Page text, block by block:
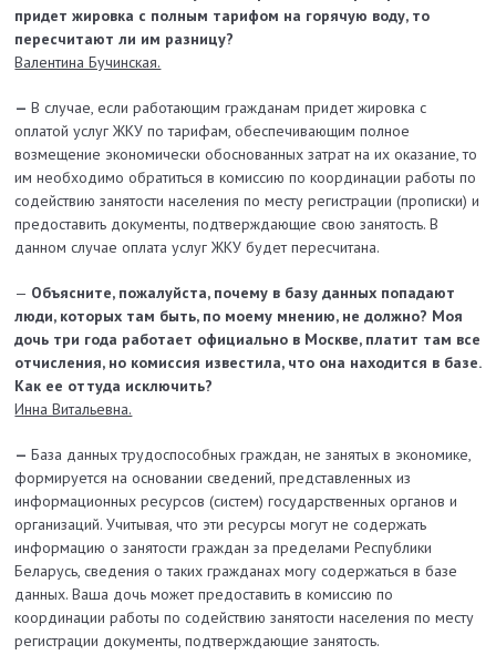
придет жировка с полным тарифом на горячую воду, то
пересчитают ли им разницу?
Валентина Бучинская.
—В случае, если работающим гражданам придет жировка с
оплатой услуг ЖКУ по тарифам, обеспечивающим полное
возмещение экономически обоснованных затрат на их оказание, то
им необходимо обратиться в комиссию по координации работы по
содействию занятости населения по месту регистрации (прописки) и
предоставить документы, подтверждающие свою занятость. В
данном случае оплата услуг ЖКУ будет пересчитана.
— Объясните, пожалуйста, почему в базу данных попадают
люди, которых там быть, по моему мнению, не должно? Моя
дочь три года работает официально в Москве, платит там все
отчисления, но комиссия известила, что она находится в базе.
Как ее оттуда исключить?
Инна Витальевна.
—База данных трудоспособных граждан, не занятых в экономике,
формируется на основании сведений, представленных из
информационных ресурсов (систем) государственных органов и
организаций. Учитывая, что эти ресурсы могут не содержать
информацию о занятости граждан за пределами Республики
Беларусь, сведения о таких гражданах могу содержаться в базе
данных. Ваша дочь может предоставить в комиссию по
координации работы по содействию занятости населения по месту
регистрации документы, подтверждающие занятость.